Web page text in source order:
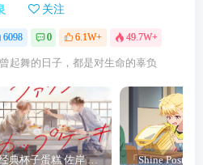
关注
6098 0 6.1W+ 49.7W+
起舞的日子，都是对生命的辜负
经典杯子蛋糕 佐岸 漫画「经典杯子蛋糕」宣布真人日剧化